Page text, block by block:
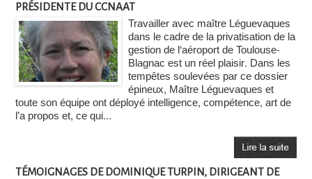
PRÉSIDENTE DU CCNAAT
Travailler avec maître Léguevaques
dans le cadre de la privatisation de la
gestion de l‘aéroport de Toulouse-
Blagnac est un réel plaisir. Dans les
tempêtes soulevées par ce dossier
épineux, Maître Léguevaques et
toute son équipe ont déployé intelligence, compétence, art de
l’a propos et, ce qui...
TÉMOIGNAGES DE DOMINIQUE TURPIN, DIRIGEANT DE